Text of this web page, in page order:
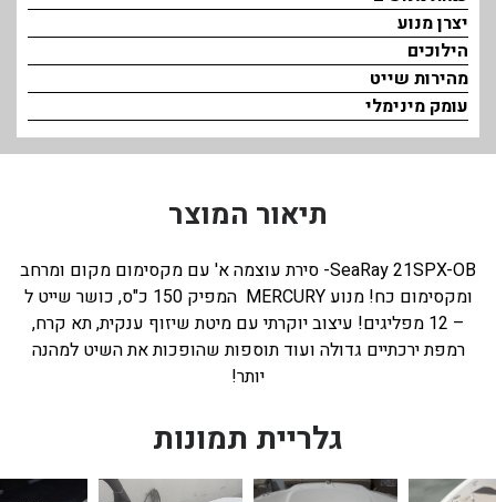
בבאר שבע
יצרן מנוע
הילוכים
מהירות שייט
עומק מינימלי
תיאור המוצר
SeaRay 21SPX-OB- סירת עוצמה א' עם מקסימום מקום ומרחב
ומקסימום כח! מנוע MERCURY המפיק 150 כ"ס, כושר שייט ל
– 12 מפליגים! עיצוב יוקרתי עם מיטת שיזוף ענקית, תא קרח,
רמפת ירכתיים גדולה ועוד תוספות שהופכות את השיט למהנה
יותר!
גלריית תמונות